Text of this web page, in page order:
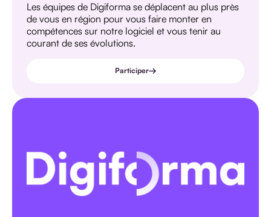
Les équipes de Digiforma se déplacent au plus près
de vous en région pour vous faire monter en
compétences sur notre logiciel et vous tenir au
courant de ses évolutions.
Participer